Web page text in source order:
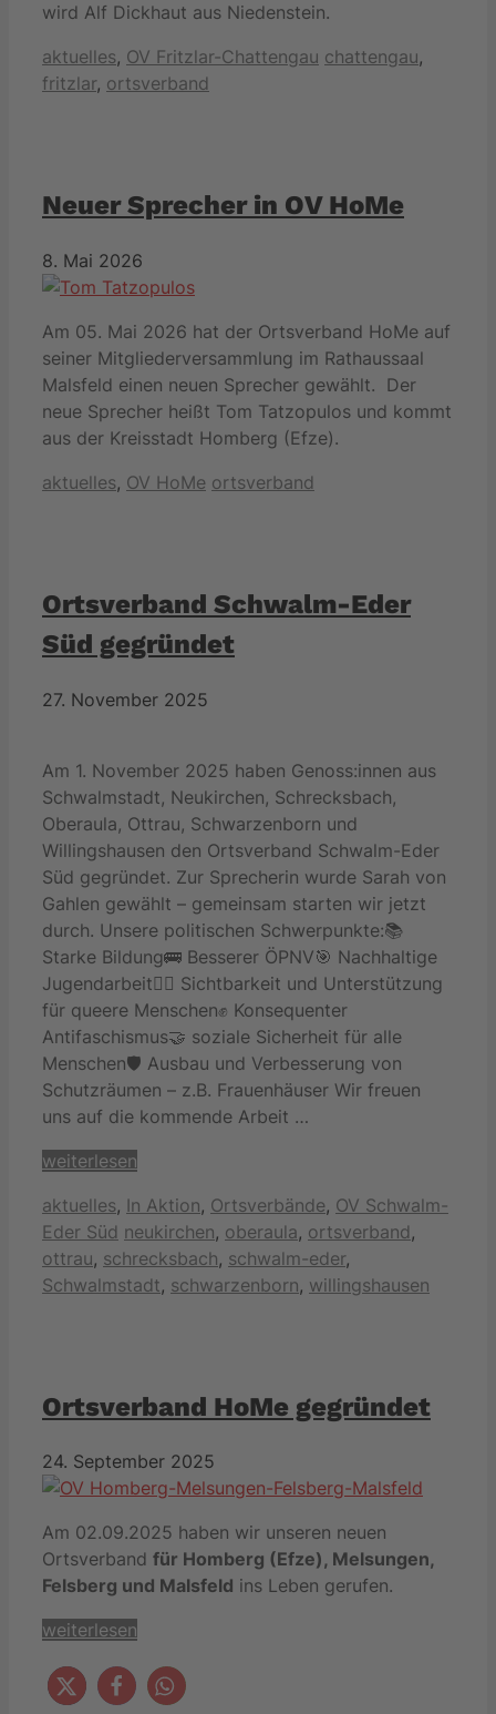
wird Alf Dickhaut aus Niedenstein.
Kategorien
aktuelles, OV Fritzlar-Chattengau Schlagwörter
chattengau,
fritzlar, ortsverband
Neuer Sprecher in OV HoMe
8. Mai 2026
Am 05. Mai 2026 hat der Ortsverband HoMe auf
seiner Mitgliederversammlung im Rathaussaal
Malsfeld einen neuen Sprecher gewählt. Der
neue Sprecher heißt Tom Tatzopulos und kommt
aus der Kreisstadt Homberg (Efze).
Kategorien
aktuelles, OV HoMe Schlagwörter
ortsverband
Ortsverband Schwalm-Eder
Süd gegründet
27. November 2025
Am 1. November 2025 haben Genoss:innen aus
Schwalmstadt, Neukirchen, Schrecksbach,
Oberaula, Ottrau, Schwarzenborn und
Willingshausen den Ortsverband Schwalm-Eder
Süd gegründet. Zur Sprecherin wurde Sarah von
Gahlen gewählt – gemeinsam starten wir jetzt
durch. Unsere politischen Schwerpunkte:📚
Starke Bildung🚌 Besserer ÖPNV🎯 Nachhaltige
Jugendarbeit🏳️‍🌈 Sichtbarkeit und Unterstützung
für queere Menschen✊ Konsequenter
Antifaschismus🤝 soziale Sicherheit für alle
Menschen🛡️ Ausbau und Verbesserung von
Schutzräumen – z.B. Frauenhäuser Wir freuen
uns auf die kommende Arbeit …
weiterlesen
Kategorien
aktuelles, In Aktion, Ortsverbände, OV Schwalm-
Eder Süd Schlagwörter
neukirchen, oberaula, ortsverband,
ottrau, schrecksbach, schwalm-eder,
Schwalmstadt, schwarzenborn, willingshausen
Ortsverband HoMe gegründet
24. September 2025
Am 02.09.2025 haben wir unseren neuen
Ortsverband für Homberg (Efze), Melsungen,
Felsberg und Malsfeld ins Leben gerufen.
weiterlesen